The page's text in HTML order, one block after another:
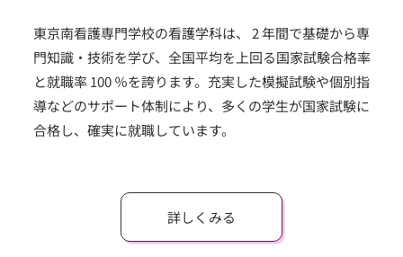
東京南看護専門学校の看護学科は、 2 年間で基礎から専
門知識・技術を学び、全国平均を上回る国家試験合格率
と就職率 100 ％を誇ります。充実した模擬試験や個別指
導などのサポート体制により、多くの学生が国家試験に
合格し、確実に就職しています。
詳しくみる